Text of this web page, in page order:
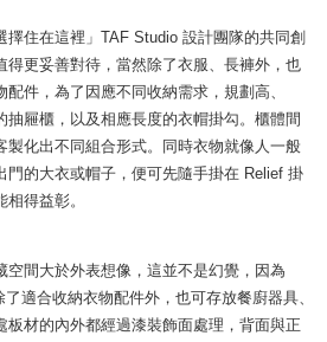
擇住在這裡」TAF Studio 設計團隊的共同創
得更妥善對待，當然除了衣服、長褲外，也
件，為了因應不同收納需求，規劃高、
屜櫃，以及相應長度的衣帽掛勾。櫃體間
製化出不同組合形式。同時衣物就像人一般
門的大衣或帽子，便可先隨手掛在 Relief 掛
得益彰。
空間大於外表想像，這並不是幻覺，因為
適合收納衣物配件外，也可存放餐廚器具、
板材的內外都經過漆裝飾面處理，背面與正